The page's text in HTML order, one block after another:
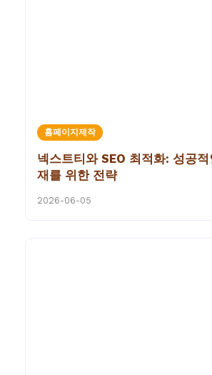
홈페이지제작
넥스트티와 SEO 최적화: 성공
재를 위한 전략
2026-06-05